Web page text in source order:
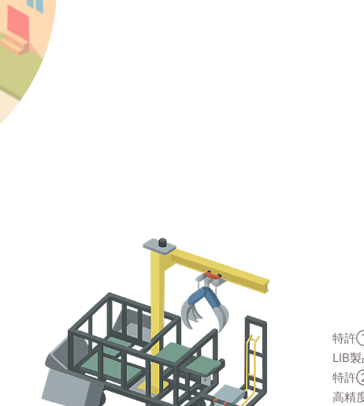
特
LIB
特
高精